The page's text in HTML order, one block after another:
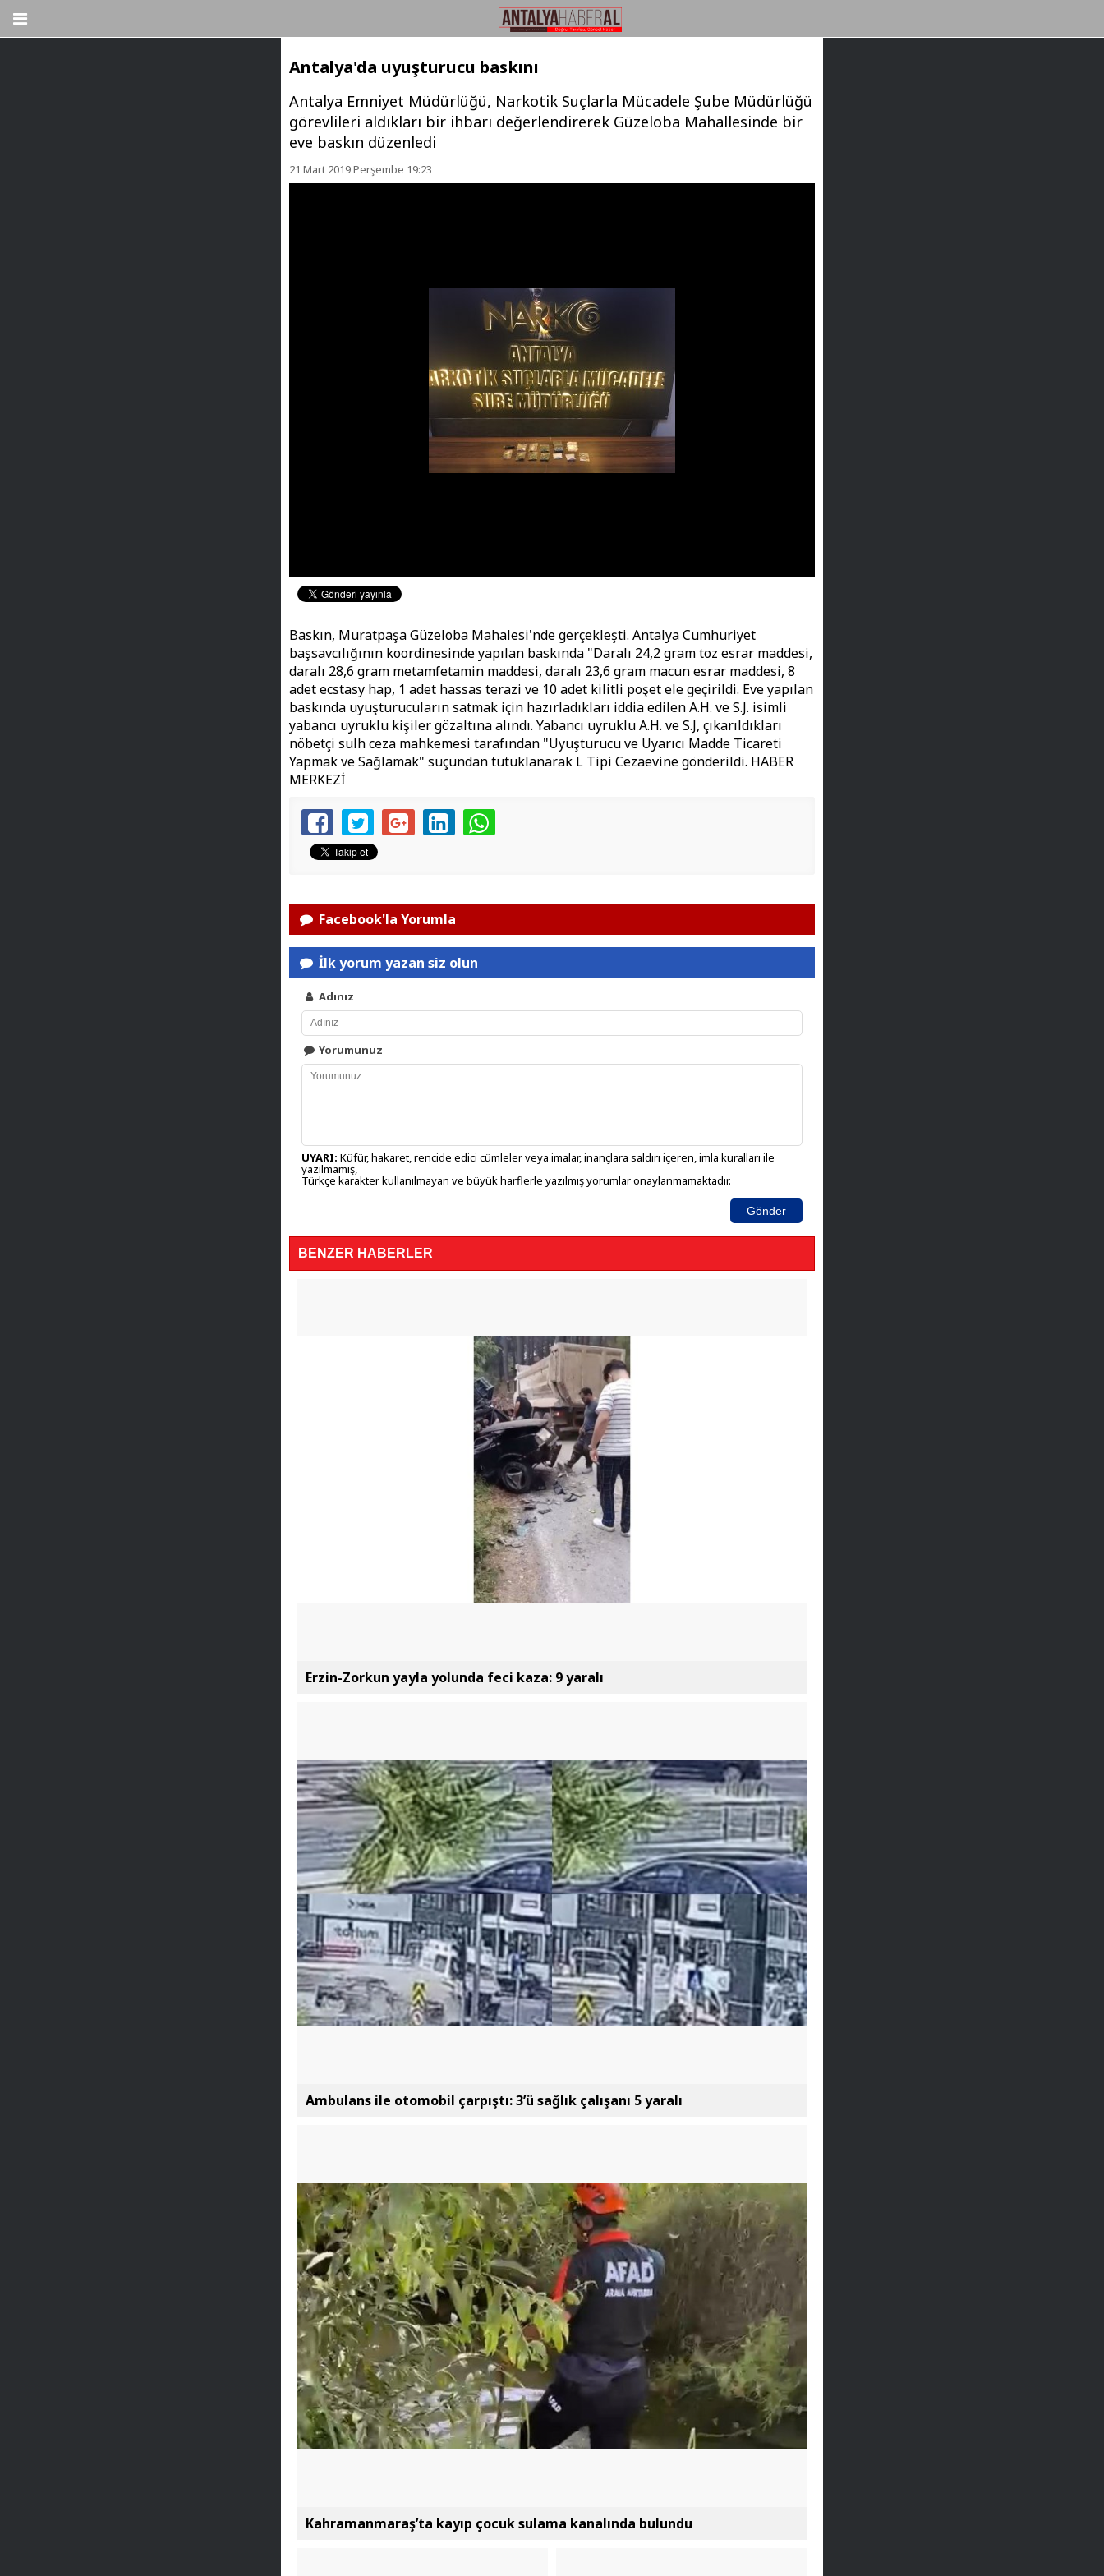
Antalya'da uyuşturucu baskını
Antalya Emniyet Müdürlüğü, Narkotik Suçlarla Mücadele Şube Müdürlüğü
görevlileri aldıkları bir ihbarı değerlendirerek Güzeloba Mahallesinde bir
eve baskın düzenledi
21 Mart 2019 Perşembe 19:23
Baskın, Muratpaşa Güzeloba Mahalesi'nde gerçekleşti. Antalya Cumhuriyet
başsavcılığının koordinesinde yapılan baskında "Daralı 24,2 gram toz esrar maddesi,
daralı 28,6 gram metamfetamin maddesi, daralı 23,6 gram macun esrar maddesi, 8
adet ecstasy hap, 1 adet hassas terazi ve 10 adet kilitli poşet ele geçirildi. Eve yapılan
baskında uyuşturucuların satmak için hazırladıkları iddia edilen A.H. ve S.J. isimli
yabancı uyruklu kişiler gözaltına alındı. Yabancı uyruklu A.H. ve S.J, çıkarıldıkları
nöbetçi sulh ceza mahkemesi tarafından "Uyuşturucu ve Uyarıcı Madde Ticareti
Yapmak ve Sağlamak" suçundan tutuklanarak L Tipi Cezaevine gönderildi. HABER
MERKEZİ
Facebook'la Yorumla
İlk yorum yazan siz olun
Adınız
Yorumunuz
UYARI: Küfür, hakaret, rencide edici cümleler veya imalar, inançlara saldırı içeren, imla kuralları ile
yazılmamış,
Türkçe karakter kullanılmayan ve büyük harflerle yazılmış yorumlar onaylanmamaktadır.
Gönder
BENZER HABERLER
Erzin-Zorkun yayla yolunda feci kaza: 9 yaralı
Ambulans ile otomobil çarpıştı: 3’ü sağlık çalışanı 5 yaralı
Kahramanmaraş’ta kayıp çocuk sulama kanalında bulundu